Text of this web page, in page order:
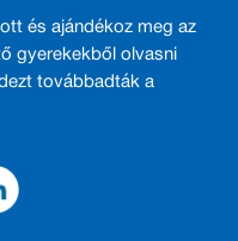
és ajándékoz meg az
gyerekekből olvasni
továbbadták a